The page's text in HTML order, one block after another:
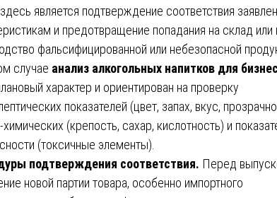
является подтверждение соответствия
и предотвращение попадания на склад или
фальсифицированной или небезопасной
случае анализ алкогольных напитков для
характер и ориентирован на проверку
показателей (цвет, запах, вкус,
(крепость, сахар, кислотность) и
(токсичные элементы).
подтверждения соответствия. Перед
новой партии товара, особенно импортного